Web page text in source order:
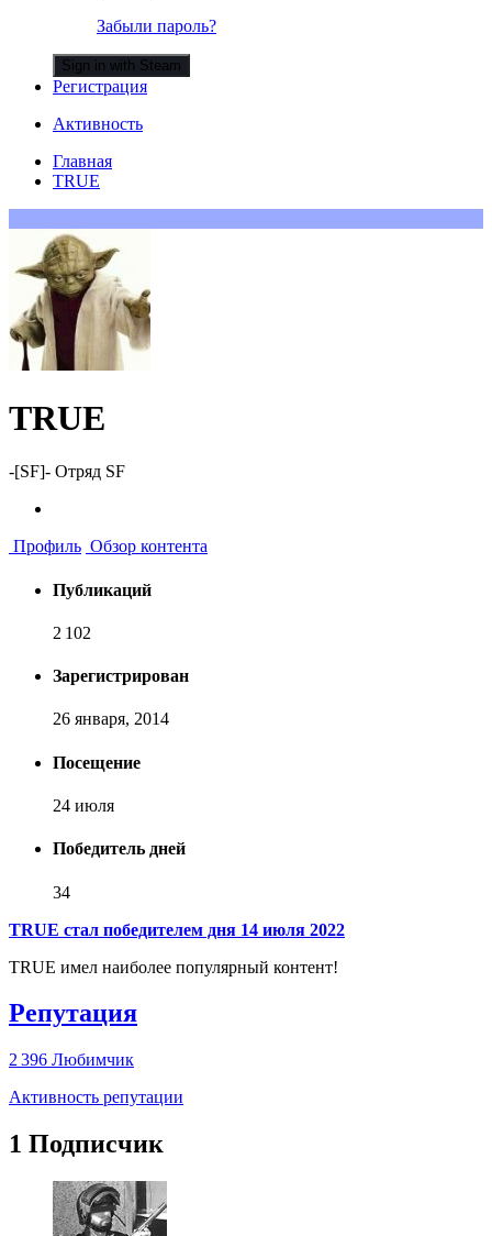
Забыли пароль?
Sign in with Steam
Регистрация
Активность
Главная
TRUE
TRUE
-[SF]- Отряд SF
Профиль Обзор контента
Публикаций
2 102
Зарегистрирован
26 января, 2014
Посещение
24 июля
Победитель дней
34
TRUE стал победителем дня 14 июля 2022
TRUE имел наиболее популярный контент!
Репутация
2 396 Любимчик
Активность репутации
1 Подписчик